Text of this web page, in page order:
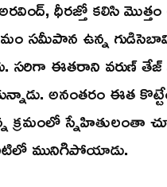
ధీరజ్తో కలిసి మొత్తం
సమీపాన ఉన్న
సరిగా ఈతరాని వరుణ్
అనంతరం ఈత
క్రమంలో స్నేహితులంతా
నీటిలో మునిగిపోయాడు.